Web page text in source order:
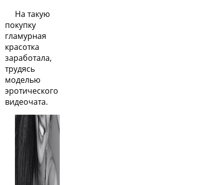
На такую
покупку
гламурная
красотка
заработала,
трудясь
моделью
эротического
видеочата.